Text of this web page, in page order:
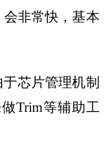
非常快，基本
芯片管理机制
Trim等辅助工